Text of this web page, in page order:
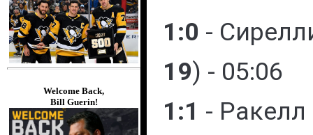
Welcome Back,
Bill Guerin!
1:0 -
19) - 05:06
1:1 -